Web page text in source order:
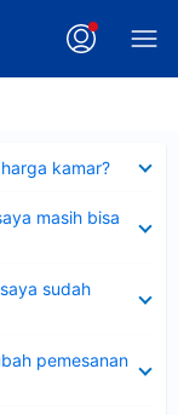
kamar?
masih bisa
sudah
pemesanan